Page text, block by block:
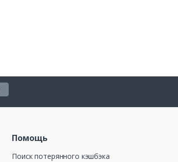
Помощь
Поиск потерянного кэшбэка